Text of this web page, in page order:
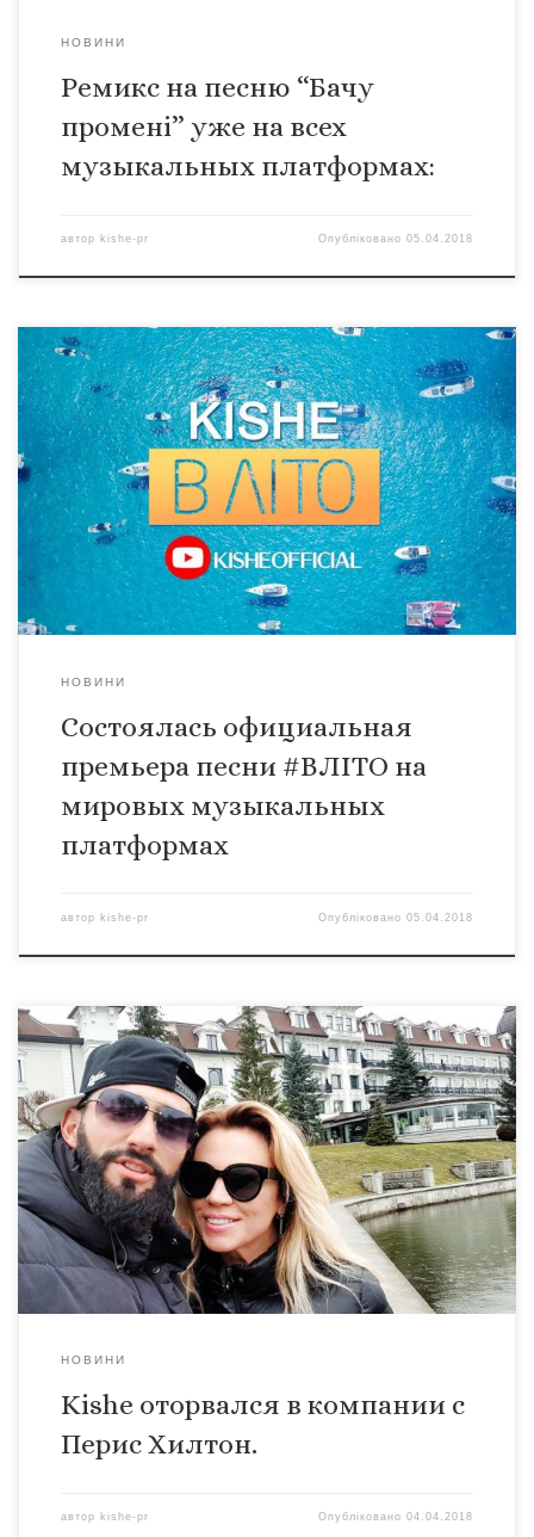
НОВИНИ
Ремикс на песню “Бачу
промені” уже на всех
музыкальных платформах:
автор kishe-pr Опубліковано05.04.2018
Рады сообщить что у нас состоялась официальная
премьера песни #ВЛІТО на мировых музыкальных
платформах Spotify – https://goo.gl/KuMeCq Google Play –
https://goo.gl/Q43vBM Apple music – https://goo.gl/pRhwPJ
Amazone – https://goo.gl/nQjjsU Приобретайте, качайте и
слушайте новый летний хит от Kishe – #ВЛIТО
Поддерживайте Украинскую музыку !!
НОВИНИ
Состоялась официальная
премьера песни #ВЛІТО на
мировых музыкальных
платформах
автор kishe-pr Опубліковано05.04.2018
В эти выходные на открытии одного из лакшери отелей
Львова, Kishe был замечен в компании украинских
селебритиз. В тот вечер блистали Катя Осадчая, Юра
Горбунов, Злата Огневич, Мария Яремчук, Dzidzio,
продюсер радиостанции Люкс Фм Евгений Фешак и его
супруга Натали Дилайс, а также заокеанская гостья
супермодель, диджей и наследница крупнейшей […]
НОВИНИ
Kishe оторвался в компании с
Перис Хилтон.
автор kishe-pr Опубліковано04.04.2018